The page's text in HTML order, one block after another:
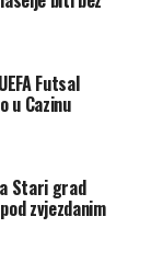
jednog od
čiji je
u dvorani.
i velikim
nastupiti dvije
koncerte već
što potvrđuje da
izvođača
Futsal
u Cazinu
Stari grad
zvjezdanim